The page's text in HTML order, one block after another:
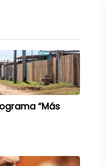
“Más